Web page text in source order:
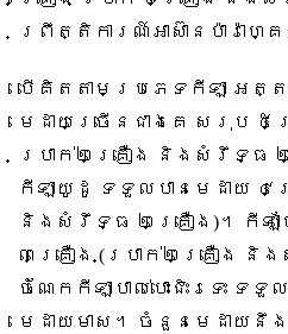
ព្រឹត្តិការណ៍អាស៊ានប៉ារ៉ាហ្
បើគិតតាមប្រភេទកីឡា អ
មេដាយច្រើនជាងគេ សរុប ៥
ប្រាក់២គ្រឿង និងសំរឹទ្ធ
កីឡាយូដូ ទទួលបានមេដាយ ៤
និងសំរឹទ្ធ ២គ្រឿង )។ កីឡ
៣គ្រឿង( ប្រាក់២គ្រឿង និ
ចំណែកកីឡាបាល់បោះជិះរទេះ ទ
មេដាយមាស។ ចំនួនមេដាយនឹ